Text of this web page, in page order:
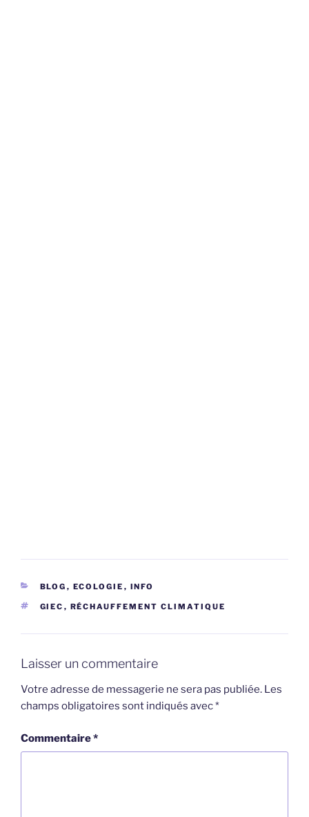
CATÉGORIES
BLOG , ECOLOGIE , INFO
ÉTIQUETTES
GIEC , RÉCHAUFFEMENT CLIMATIQUE
Laisser un commentaire
Votre adresse de messagerie ne sera pas publiée. Les
champs obligatoires sont indiqués avec*
Commentaire*